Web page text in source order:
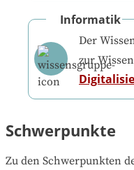
Informatik
Der
zur
Schwerpunkte
Zu den Schwerpunkten